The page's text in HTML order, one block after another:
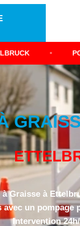
POMPAGE
à Graisse à
avec un pompage
Intervention